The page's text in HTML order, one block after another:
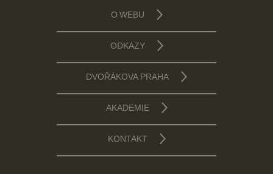
O WEBU
ODKAZY
DVOŘÁKOVA PRAHA
AKADEMIE
KONTAKT